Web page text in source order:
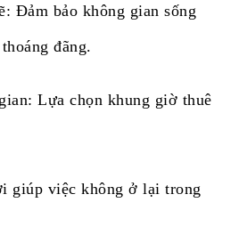
Đảm bảo không gian sống
đãng.
Lựa chọn khung giờ thuê
giúp việc không ở lại trong